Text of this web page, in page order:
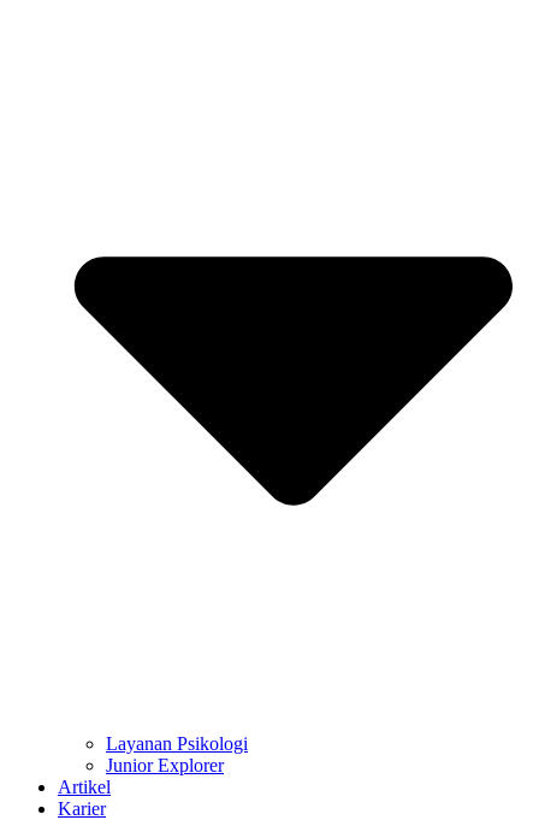
Layanan Psikologi
Junior Explorer
Artikel
Karier